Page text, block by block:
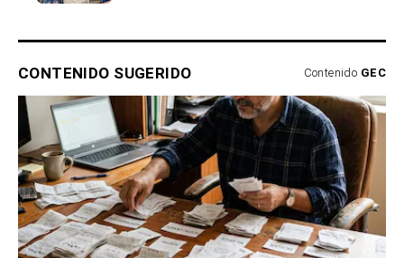
CONTENIDO SUGERIDO Contenido GEC